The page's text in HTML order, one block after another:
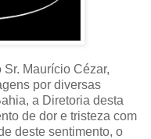
Maurício Cézar,
por diversas
a Diretoria desta
de dor e tristeza com
deste sentimento, o